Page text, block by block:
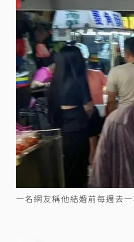
一名網友稱他結婚前每週去